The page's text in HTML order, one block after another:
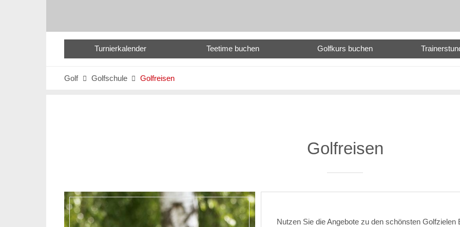
Turnierkalender Teetime buchen Golfkurs buchen
Golf  Golfschule  Golfreisen
Golfreisen
Nutzen Sie die Angebote zu den schönsten